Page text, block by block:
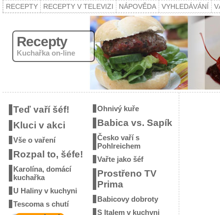
RECEPTY RECEPTY V TELEVIZI NÁPOVĚDA VYHLEDÁVÁNÍ
Recepty
Kuchařka on-line
Teď vaří šéf!
Kluci v akci
Vše o vaření
Rozpal to, šéfe!
Karolína, domácí
kuchařka
U Haliny v kuchyni
Tescoma s chutí
Ohnivý kuře
Babica vs. Sapík
Česko vaří s
Pohlreichem
Vařte jako šéf
Prostřeno TV
Prima
Babicovy dobroty
S Italem v kuchyni